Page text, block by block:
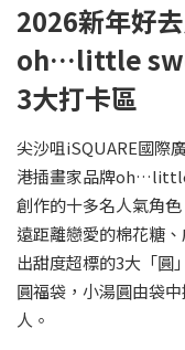
2026新年好去
oh…little
3大打卡區
尖沙咀iSQUARE國際
港插畫家品牌
創作的十多名人氣角
遠距離戀愛的棉花糖
出甜度超標的3大「圓
圓福袋，小湯圓由袋
人。